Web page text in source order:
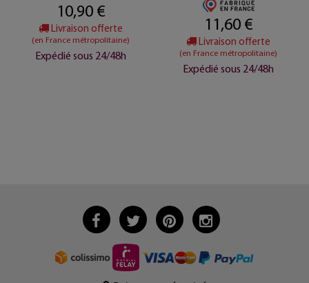
10,90 €
Livraison offerte
(en France métropolitaine)
Expédié sous 24/48h
11,60 €
Livraison offerte
(en France métropolitaine)
Expédié sous 24/48h